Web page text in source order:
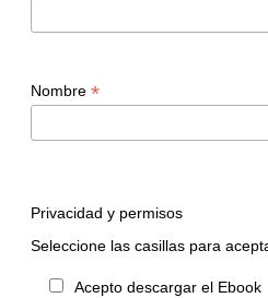
Nombre *
Privacidad y permisos
Seleccione las casillas para
Acepto descargar el Ebook